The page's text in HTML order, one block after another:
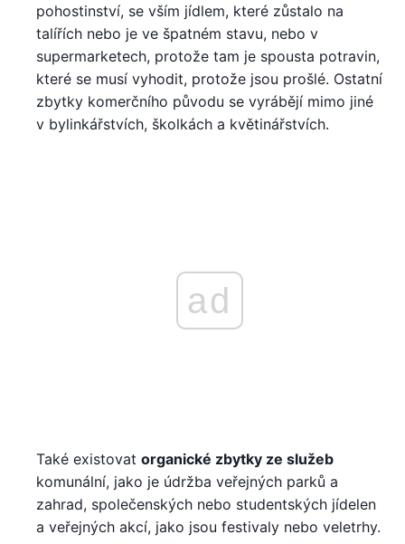
pohostinství, se vším jídlem, které zůstalo na
talířích nebo je ve špatném stavu, nebo v
supermarketech, protože tam je spousta potravin,
které se musí vyhodit, protože jsou prošlé. Ostatní
zbytky komerčního původu se vyrábějí mimo jiné
v bylinkářstvích, školkách a květinářstvích.
ad
Také existovat organické zbytky ze služeb
komunální, jako je údržba veřejných parků a
zahrad, společenských nebo studentských jídelen
a veřejných akcí, jako jsou festivaly nebo veletrhy.